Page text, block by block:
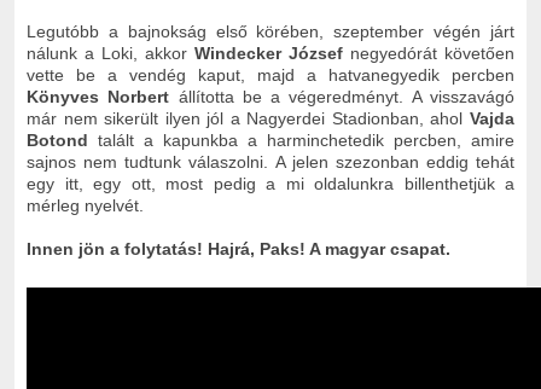
Legutóbb a bajnokság első körében, szeptember végén járt
nálunk a Loki, akkor Windecker József negyedórát követően
vette be a vendég kaput, majd a hatvanegyedik percben
Könyves Norbert állította be a végeredményt. A visszavágó
már nem sikerült ilyen jól a Nagyerdei Stadionban, ahol Vajda
Botond talált a kapunkba a harminchetedik percben, amire
sajnos nem tudtunk válaszolni. A jelen szezonban eddig tehát
egy itt, egy ott, most pedig a mi oldalunkra billenthetjük a
mérleg nyelvét.
Innen jön a folytatás! Hajrá, Paks! A magyar csapat.